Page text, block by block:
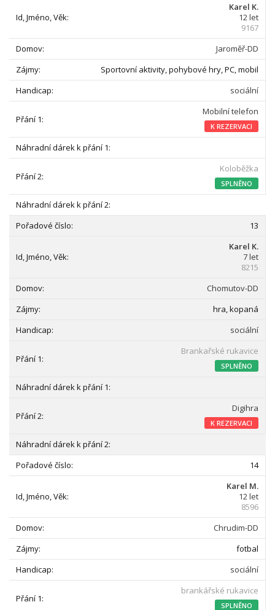
Karel K.
12 let
9167
Jaroměř-DD
Sportovní aktivity, pohybové hry, PC, mobil
sociální
Mobilní telefon
K REZERVACI
Koloběžka
SPLNĚNO
13
Karel K.
7 let
8215
Chomutov-DD
hra, kopaná
sociální
Brankařské rukavice
SPLNĚNO
Digihra
K REZERVACI
14
Karel M.
12 let
8596
Chrudim-DD
fotbal
sociální
brankářské rukavice
SPLNĚNO